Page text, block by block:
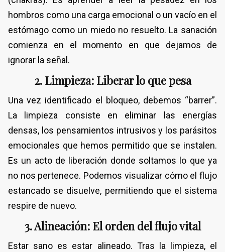
hombros como una carga emocional o un vacío en el
estómago como un miedo no resuelto. La sanación
comienza en el momento en que dejamos de
ignorar la señal.
​2. Limpieza: Liberar lo que pesa
​Una vez identificado el bloqueo, debemos “barrer”.
La limpieza consiste en eliminar las energías
densas, los pensamientos intrusivos y los parásitos
emocionales que hemos permitido que se instalen.
Es un acto de liberación donde soltamos lo que ya
no nos pertenece. Podemos visualizar cómo el flujo
estancado se disuelve, permitiendo que el sistema
respire de nuevo.
​3. Alineación: El orden del flujo vital
​Estar sano es estar alineado. Tras la limpieza, el